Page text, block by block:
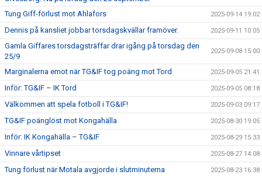
Tung Giff-förlust mot Ahlafors 2025-09-14 19:02
Dennis på kansliet jobbar torsdagskvällar framöver. 2025-09-11 10:05
Gamla Giffares torsdagsträffar drar igång på torsdag den
25/9
2025-09-08 15:00
Marginalerna emot när TG&IF tog poäng mot Tord 2025-09-05 21:41
Inför: TG&IF – IK Tord 2025-09-05 08:18
Välkommen att spela fotboll i TG&IF! 2025-09-03 09:17
TG&IF poänglöst mot Kongahälla 2025-08-30 19:05
Inför: IK Kongahälla – TG&IF 2025-08-29 15:33
Vinnare vårtipset 2025-08-27 14:08
Tung förlust när Motala avgjorde i slutminuterna 2025-08-23 16:38